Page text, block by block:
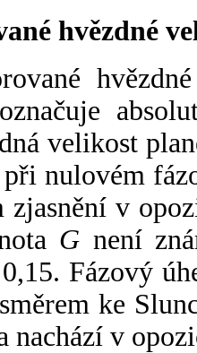
hvězdné
velikost
při nulovém
zjasnění v
G není
Fázový
ke
nachází v